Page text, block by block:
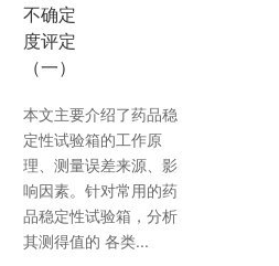
不确定
度评定
（一）
本文主要介绍了药品稳
定性试验箱的工作原
理、测量误差来源、影
响因素。针对常用的药
品稳定性试验箱，分析
其测得值的 各类...